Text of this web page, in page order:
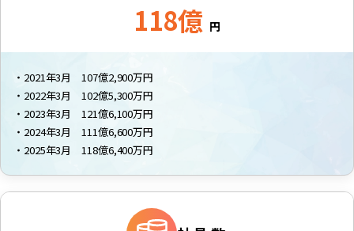
118億 円
・2021年3月 107億2,900万円
・2022年3月 102億5,300万円
・2023年3月 121億6,100万円
・2024年3月 111億6,600万円
・2025年3月 118億6,400万円